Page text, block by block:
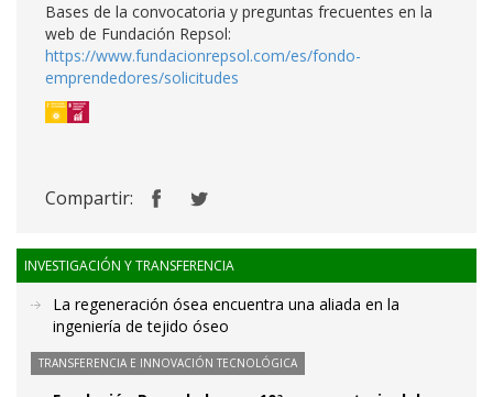
Bases de la convocatoria y preguntas frecuentes en la
web de Fundación Repsol:
https://www.fundacionrepsol.com/es/fondo-
emprendedores/solicitudes
Compartir:
INVESTIGACIÓN Y TRANSFERENCIA
La regeneración ósea encuentra una aliada en la
ingeniería de tejido óseo
TRANSFERENCIA E INNOVACIÓN TECNOLÓGICA